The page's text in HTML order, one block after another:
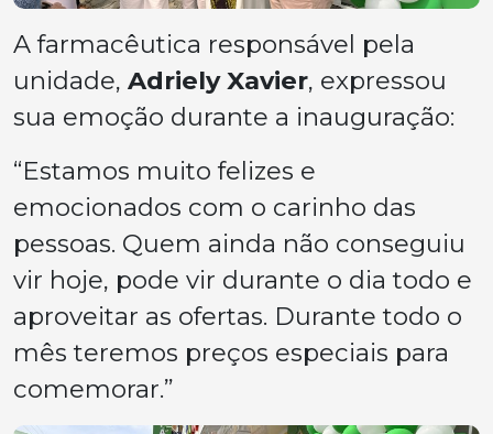
A farmacêutica responsável pela
unidade, Adriely Xavier, expressou
sua emoção durante a inauguração:
“Estamos muito felizes e
emocionados com o carinho das
pessoas. Quem ainda não conseguiu
vir hoje, pode vir durante o dia todo e
aproveitar as ofertas. Durante todo o
mês teremos preços especiais para
comemorar.”